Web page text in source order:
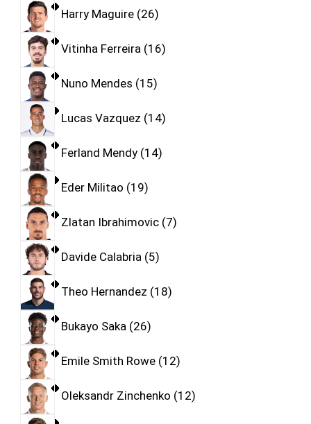
Harry Maguire 26
Vitinha Ferreira 16
Nuno Mendes 15
Lucas Vazquez 14
Ferland Mendy 14
Eder Militao 19
Zlatan Ibrahimovic 7
Davide Calabria 5
Theo Hernandez 18
Bukayo Saka 26
Emile Smith Rowe 12
Oleksandr Zinchenko 12